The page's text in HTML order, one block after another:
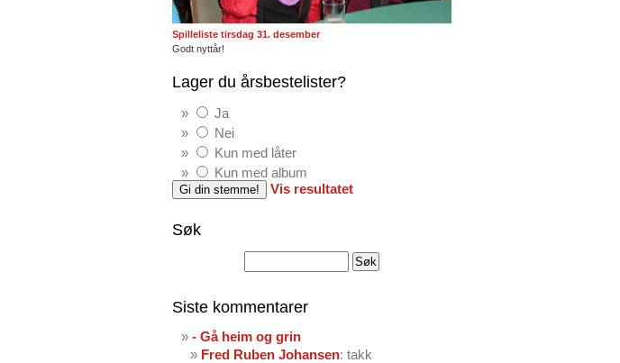
Spilleliste tirsdag 31. desember
Godt nyttår!
Lager du årsbestelister?
Ja
Nei
Kun med låter
Kun med album
Vis resultatet
Søk
Siste kommentarer
- Gå heim og grin
Fred Ruben Johansen: takk